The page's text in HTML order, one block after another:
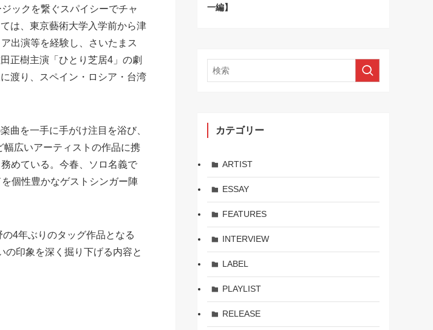
ックを繋ぐスパイシーでチャ
は、東京藝術大学入学前から津
出演等を経験し、さいたまス
正樹主演「ひとり芝居4」の劇
渡り、スペイン・ロシア・台湾
曲を一手に手がけ注目を浴び、
広いアーティストの作品に携
めている。今春、ソロ名義で
個性豊かなゲストシンガー陣
4年ぶりのタッグ作品となる
の印象を深く掘り下げる内容と
一編】
カテゴリー
ARTIST
ESSAY
FEATURES
INTERVIEW
LABEL
PLAYLIST
RELEASE